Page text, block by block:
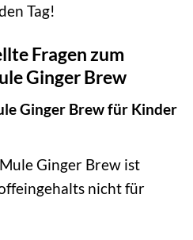
Tag!
Fragen zum
Ginger Brew
Ginger Brew für Kinder
Ginger Brew ist
nicht für